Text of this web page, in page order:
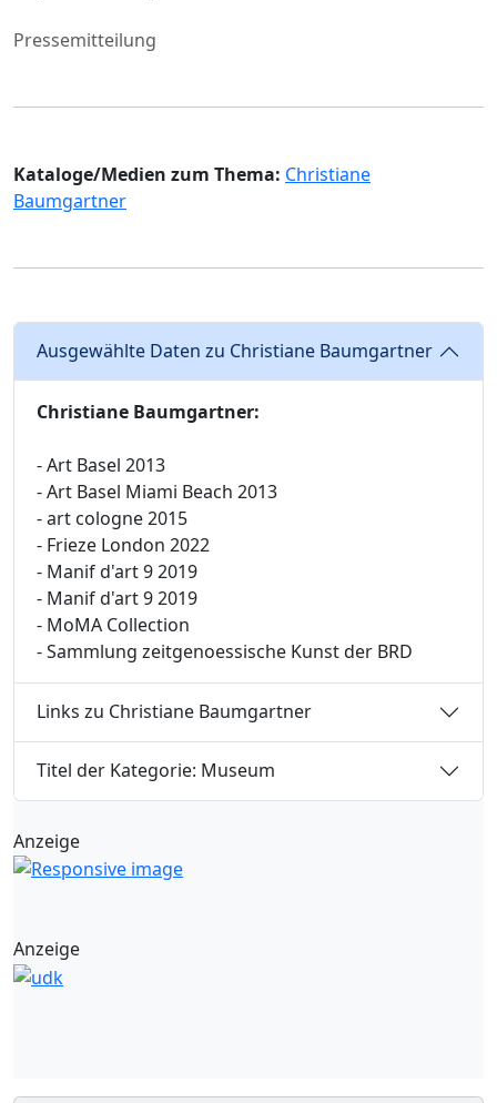
Pressemitteilung
Kataloge/Medien zum Thema: Christiane
Baumgartner
Ausgewählte Daten zu Christiane Baumgartner
Christiane Baumgartner:
- Art Basel 2013
- Art Basel Miami Beach 2013
- art cologne 2015
- Frieze London 2022
- Manif d'art 9 2019
- Manif d'art 9 2019
- MoMA Collection
- Sammlung zeitgenoessische Kunst der BRD
Links zu Christiane Baumgartner
Titel der Kategorie: Museum
Anzeige
Anzeige